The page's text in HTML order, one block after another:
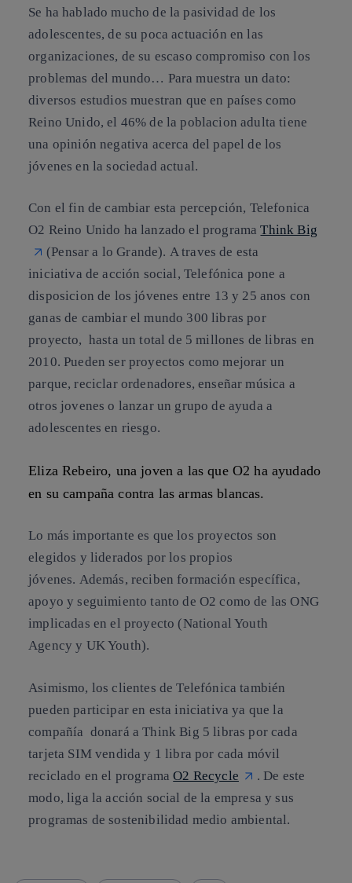
Se ha hablado mucho de la pasividad de los
adolescentes, de su poca actuación en las
organizaciones, de su escaso compromiso con los
problemas del mundo… Para muestra un dato:
diversos estudios muestran que en países como
Reino Unido, el 46% de la poblacion adulta tiene
una opinión negativa acerca del papel de los
jóvenes en la sociedad actual.
Con el fin de cambiar esta percepción, Telefonica
O2 Reino Unido ha lanzado el programaThink Big
(Pensar a lo Grande). A traves de esta
iniciativa de acción social, Telefónica pone a
disposicion de los jóvenes entre 13 y 25 anos con
ganas de cambiar el mundo 300 libras por
proyecto, hasta un total de 5 millones de libras en
2010. Pueden ser proyectos como mejorar un
parque, reciclar ordenadores, enseñar música a
otros jovenes o lanzar un grupo de ayuda a
adolescentes en riesgo.
Eliza Rebeiro, una joven a las que O2 ha ayudado
en su campaña contra las armas blancas.
Lo más importante es que los proyectos son
elegidos y liderados por los propios
jóvenes. Además, reciben formación específica,
apoyo y seguimiento tanto de O2 como de las ONG
implicadas en el proyecto (National Youth
Agency y UK Youth).
Asimismo, los clientes de Telefónica también
pueden participar en esta iniciativa ya que la
compañía donará a Think Big 5 libras por cada
tarjeta SIM vendida y 1 libra por cada móvil
reciclado en el programaO2 Recycle
. De este
modo, liga la acción social de la empresa y sus
programas de sostenibilidad medio ambiental.